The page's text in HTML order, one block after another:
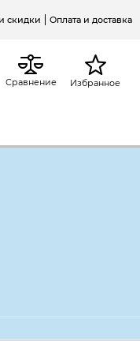
скидки Оплата и доставка
Сравнение Избранное